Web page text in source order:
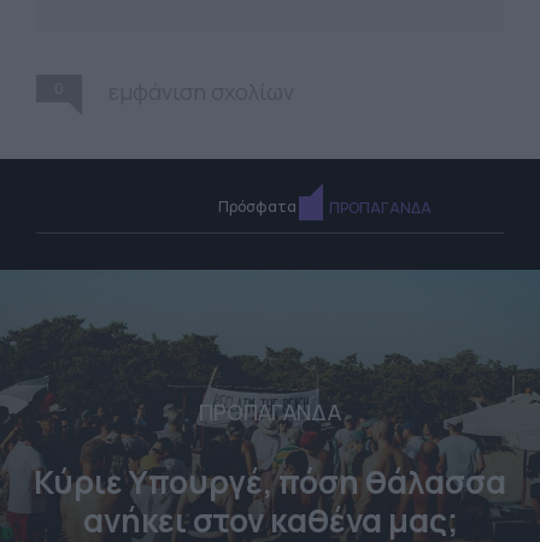
Πρόσφατα ΠΡΟΠΑΓΑΝΔΑ
ΠΡΟΠΑΓΑΝΔΑ
Κύριε Υπουργέ, πόση θάλασσα
ανήκει στον καθένα μας;